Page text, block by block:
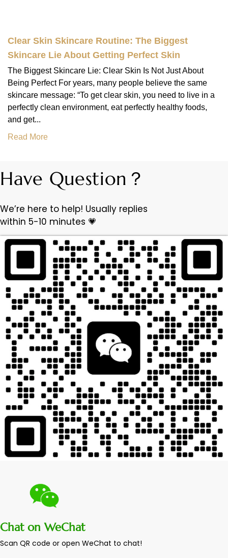
Clear Skin Skincare Routine: The Biggest
Skincare Lie About Getting Perfect Skin
The Biggest Skincare Lie: Clear Skin Is Not Just About
Being Perfect For years, many people believe the same
skincare message: “To get clear skin, you need to live in a
perfectly clean environment, eat perfectly healthy foods,
and get...
Read More
Have Question？
We’re here to help! Usually replies
within 5-10 minutes 💗
Chat on WeChat
Scan QR code or open WeChat to chat!